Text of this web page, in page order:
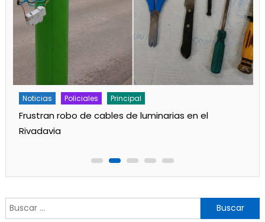
Noticias Policiales Principal
Accidente en la Puerta de YPF
Buscar: